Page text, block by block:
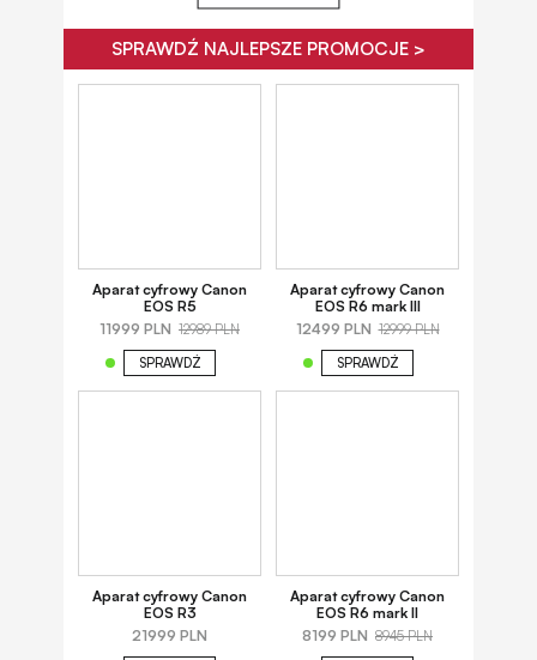
SPRAWDŹ NAJLEPSZE PROMOCJE >
Aparat cyfrowy Canon
EOS R5
11999 PLN 12989 PLN
SPRAWDŹ
Aparat cyfrowy Canon
EOS R6 mark III
12499 PLN 12999 PLN
SPRAWDŹ
Aparat cyfrowy Canon
EOS R3
21999 PLN
Aparat cyfrowy Canon
EOS R6 mark II
8199 PLN 8945 PLN